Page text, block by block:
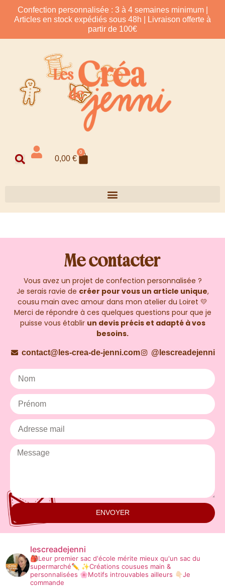
Confection personnalisée : 3 à 4 semaines minimum |
Articles en stock expédiés sous 48h | Livraison offerte à
partir de 100€
0,00 €
0
Me contacter
Vous avez un projet de confection personnalisée ?
Je serais ravie de créer pour vous un article unique,
cousu main avec amour dans mon atelier du Loiret 💛
Merci de répondre à ces quelques questions pour que je
puisse vous établir un devis précis et adapté à vos
besoins.
contact@les-crea-de-jenni.com @lescreadejenni
ENVOYER
lescreadejenni
🎒Leur premier sac d'école mérite mieux qu'un sac du
supermarché✏️ ✨Créations cousues main &
personnalisées 🌸Motifs introuvables ailleurs 👇🏻Je
commande